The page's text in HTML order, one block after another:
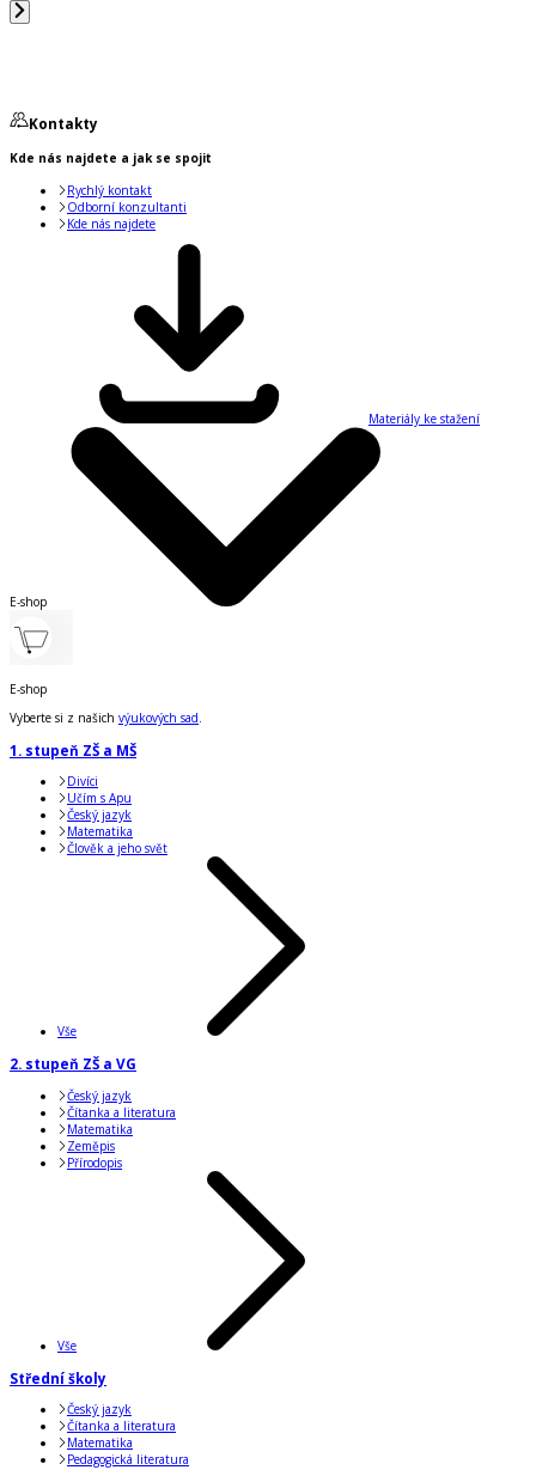
Kontakty
Kde nás najdete a jak se spojit
Rychlý kontakt
Odborní konzultanti
Kde nás najdete
Materiály ke stažení
E-shop
E-shop
Vyberte si z našich výukových sad.
1. stupeň ZŠ a MŠ
Divíci
Učím s Apu
Český jazyk
Matematika
Člověk a jeho svět
Vše
2. stupeň ZŠ a VG
Český jazyk
Čítanka a literatura
Matematika
Zeměpis
Přírodopis
Vše
Střední školy
Český jazyk
Čítanka a literatura
Matematika
Pedagogická literatura